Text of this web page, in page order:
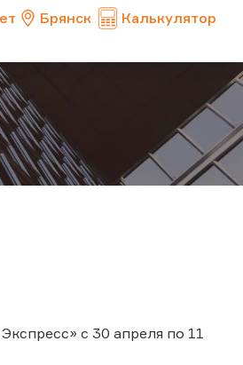
Брянск Калькулятор
с 30 апреля по 11